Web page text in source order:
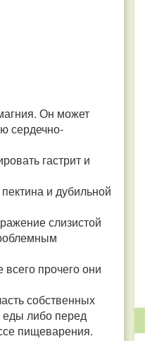
Он может
сердечно-
гастрит и
и дубильной
слизистой
прочего они
собственных
еды либо перед
пищеварения.